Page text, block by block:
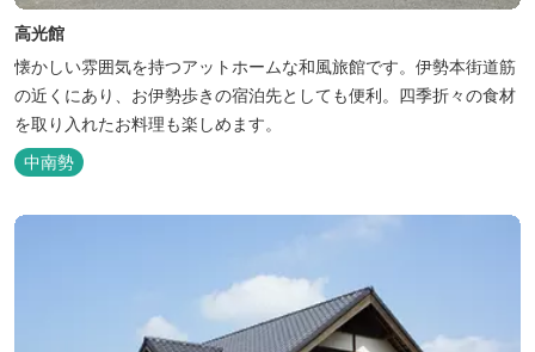
高光館
懐かしい雰囲気を持つアットホームな和風旅館です。伊勢本街道筋
の近くにあり、お伊勢歩きの宿泊先としても便利。四季折々の食材
を取り入れたお料理も楽しめます。
中南勢